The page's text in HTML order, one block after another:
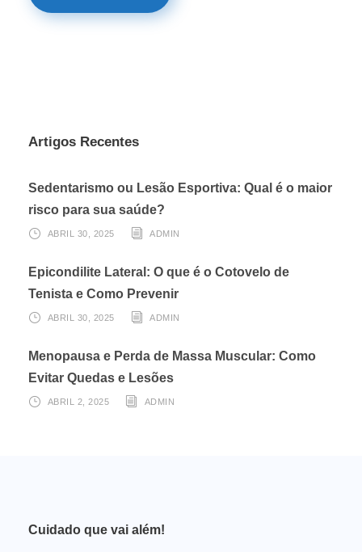
Artigos Recentes
Sedentarismo ou Lesão Esportiva: Qual é o maior
risco para sua saúde?
ABRIL 30, 2025 ADMIN
Epicondilite Lateral: O que é o Cotovelo de
Tenista e Como Prevenir
ABRIL 30, 2025 ADMIN
Menopausa e Perda de Massa Muscular: Como
Evitar Quedas e Lesões
ABRIL 2, 2025 ADMIN
Cuidado que vai além!